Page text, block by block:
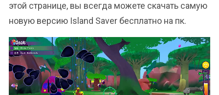
этой странице, вы всегда можете скачать самую
новую версию Island Saver бесплатно на пк.